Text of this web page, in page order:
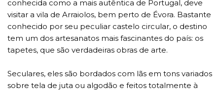
conhecida como a mais autêntica de Portugal, deve
visitar a vila de Arraiolos, bem perto de Évora. Bastante
conhecido por seu peculiar castelo circular, o destino
tem um dos artesanatos mais fascinantes do país: os
tapetes, que são verdadeiras obras de arte.
Seculares, eles são bordados com lãs em tons variados
sobre tela de juta ou algodão e feitos totalmente à